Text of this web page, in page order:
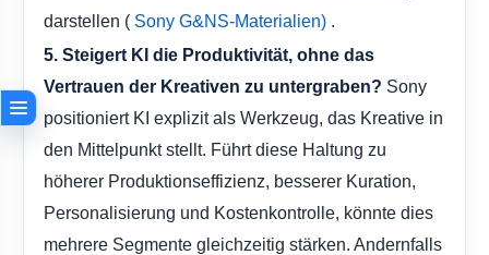
darstellen ( Sony G&NS-Materialien)
5. Steigert KI die Produktivität, ohne das
Vertrauen der Kreativen zu untergraben? Sony
positioniert KI explizit als Werkzeug, das Kreative in
den Mittelpunkt stellt. Führt diese Haltung zu
höherer Produktionseffizienz, besserer Kuration,
Personalisierung und Kostenkontrolle, könnte dies
mehrere Segmente gleichzeitig stärken. Andernfalls